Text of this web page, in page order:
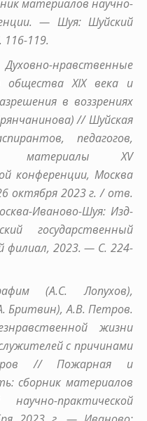
материалов научно-
— Шуя: Шуйский
119.
нравственные
общества XIX века и
в воззрениях
// Шуйская
педагогов,
материалы XV
конференции, Москва
октября 2023 г. / отв.
Иваново-Шуя: Изд-
государственный
филиал, 2023. — С. 224-
(А.С. Лопухов),
Бритвин), А.В. Петров.
жизни
с причинами
// Пожарная и
сборник материалов
практической